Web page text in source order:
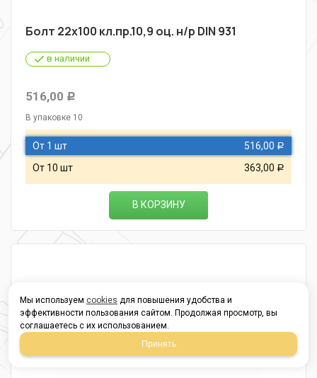
Болт 22х100 кл.пр.10,9 оц. н/р DIN 931
в наличии
516,00 Р
В упаковке 10
От 1 шт 516,00 Р
От 10 шт 363,00 Р
В КОРЗИНУ
Мы используем cookies для повышения удобства и
эффективности пользования сайтом. Продолжая просмотр, вы
соглашаетесь с их использованием.
Принять